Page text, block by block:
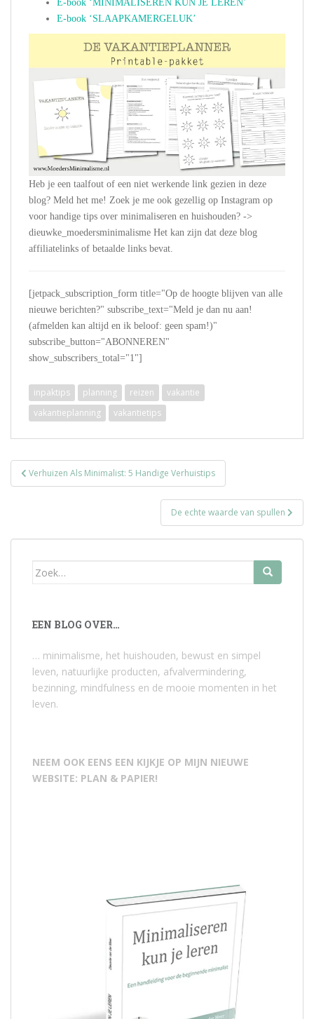
E-book ‘MINIMALISEREN KUN JE LEREN’
E-book ‘SLAAPKAMERGELUK’
Heb je een taalfout of een niet werkende link gezien in deze
blog? Meld het me! Zoek je me ook gezellig op Instagram op
voor handige tips over minimaliseren en huishouden? ->
dieuwke_moedersminimalisme Het kan zijn dat deze blog
affiliatelinks of betaalde links bevat.
[jetpack_subscription_form title="Op de hoogte blijven van alle
nieuwe berichten?" subscribe_text="Meld je dan nu aan!
(afmelden kan altijd en ik beloof: geen spam!)"
subscribe_button="ABONNEREN"
show_subscribers_total="1"]
inpaktips planning reizen
vakantie
vakantieplanning
vakantietips
Bericht
navigatie
Verhuizen Als Minimalist: 5 Handige Verhuistips
De echte waarde van spullen
Zoek
EEN BLOG OVER…
… minimalisme, het huishouden, bewust en simpel
leven, natuurlijke producten, afvalvermindering,
bezinning, mindfulness en de mooie momenten in het
leven.
NEEM OOK EENS EEN KIJKJE OP MIJN NIEUWE
WEBSITE: PLAN & PAPIER!